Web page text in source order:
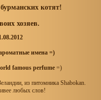
котят!
хозяев.
имена =)
famous perfume =)
из питомника Shabokan.
любых слов!